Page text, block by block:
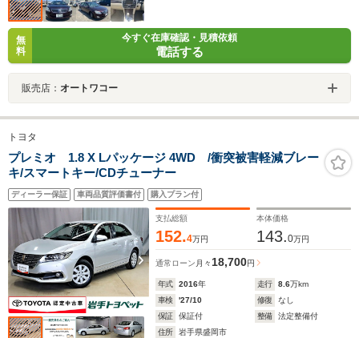
無
料
今すぐ在庫確認・見積依頼
電話する
販売店： オートワコー
トヨタ
プレミオ 1.8 X Lパッケージ 4WD /衝突被害軽減ブレー
キ/スマートキー/CDチューナー
ディーラー保証 車両品質評価書付 購入プラン付
支払総額
152.4万円
本体価格
143.0万円
通常ローン 月々18,700円
年式 2016年 走行 8.6万km
車検
'27/10 修復
なし
保証
保証付 整備
法定整備付
住所
岩手県盛岡市